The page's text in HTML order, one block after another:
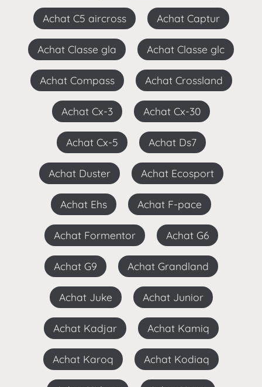
Achat C5 aircross Achat Captur
Achat Classe gla Achat Classe glc
Achat Compass Achat Crossland
Achat Cx-3 Achat Cx-30
Achat Cx-5 Achat Ds7
Achat Duster Achat Ecosport
Achat Ehs Achat F-pace
Achat Formentor Achat G6
Achat G9 Achat Grandland
Achat Juke Achat Junior
Achat Kadjar Achat Kamiq
Achat Karoq Achat Kodiaq